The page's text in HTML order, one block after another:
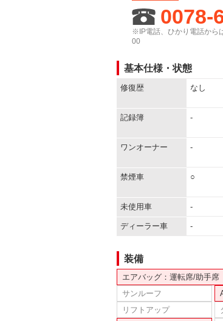
0078-
※IP電話、ひかり電話から
00
基本仕様・状態
修復歴 なし
記録簿 -
ワンオーナー -
禁煙車 ○
未使用車 -
ディーラー車 -
装備
エアバッグ：運転席/助手席
サンルーフ
リフトアップ